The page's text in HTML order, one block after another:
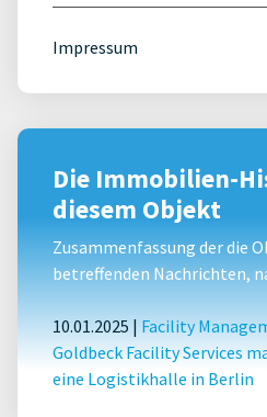
Impressum
Die Immobilien-
diesem Objekt
Zusammenfassung der die
betreffenden Nachrichten,
10.01.2025 | Facility
Goldbeck Facility Services
eine Logistikhalle in Berlin